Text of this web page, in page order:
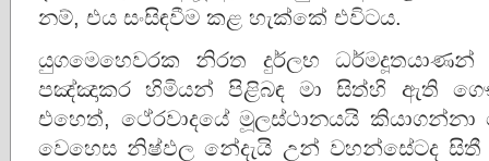
නම්, එය සංසිඳවීම කළ හැක්කේ එවිටය.
යුගමෙහෙවරක නිරත දුර්ලභ
පඤ්ඤාකර හිමියන් පිළිබඳ මා සිත්හි ඇති
එහෙත්, ථේරවාදයේ මූලස්ථානයයි
වෙහෙස නිෂ්ඵල නේදැයි උන් වහන්සේටද